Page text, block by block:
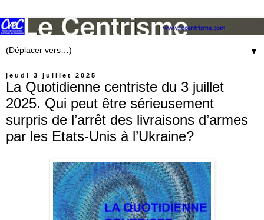
▼
jeudi 3 juillet 2025
La Quotidienne centriste du 3 juillet
2025. Qui peut être sérieusement
surpris de l’arrêt des livraisons d’armes
par les Etats-Unis à l’Ukraine?